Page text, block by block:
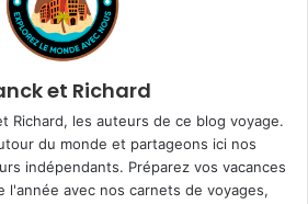
et Richard
Richard, les auteurs de ce blog voyage.
du monde et partageons ici nos
indépendants. Préparez vos vacances
avec nos carnets de voyages,